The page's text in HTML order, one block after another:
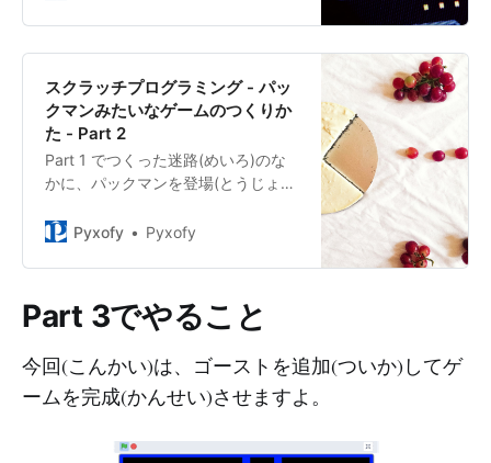
示(ひょうじ)しましょう。
スクラッチプログラミング - パッ
クマンみたいなゲームのつくりか
た - Part 2
Part 1 でつくった迷路(めいろ)のな
かに、パックマンを登場(とうじょ
ーでパックマンをうごかして、通路
トをたべるプログラムをつくりま
Pyxofy Pyxofy
Part 3でやること
今回(こんかい)は、ゴーストを追加(ついか)してゲ
ームを完成(かんせい)させますよ。